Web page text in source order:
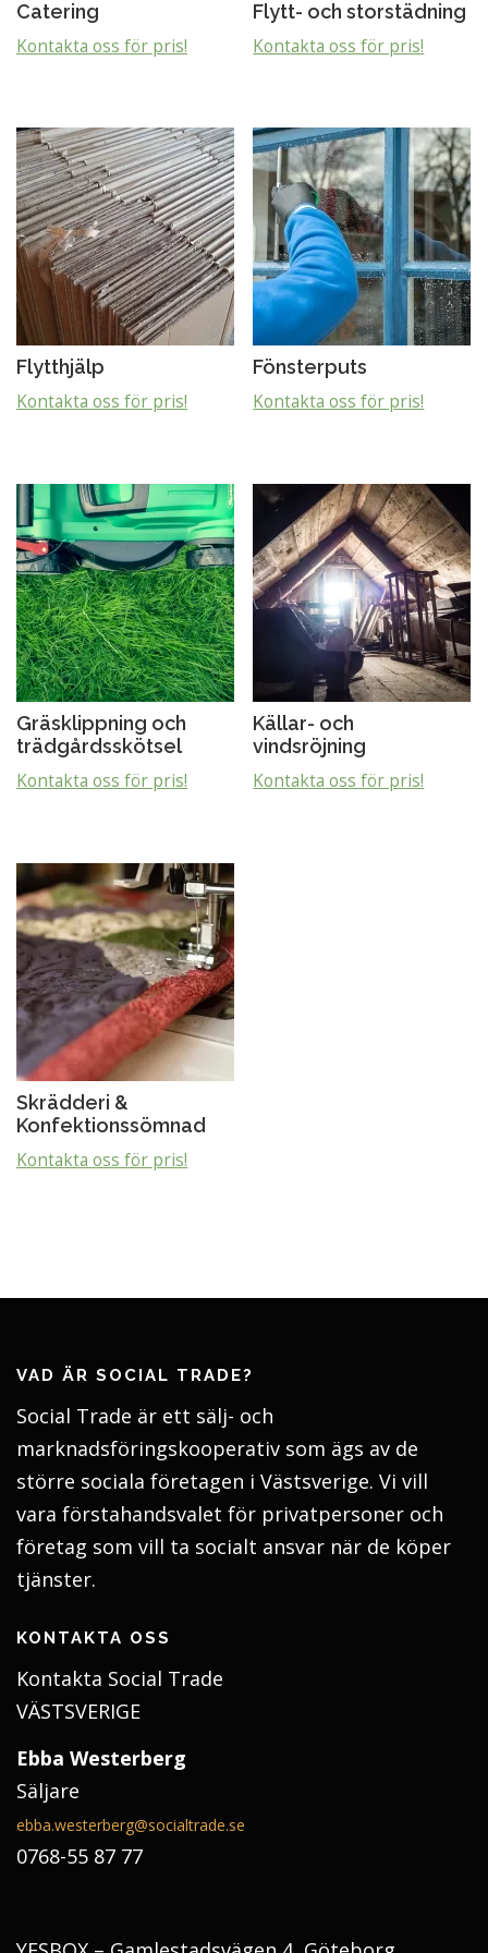
Catering
Kontakta oss för pris!
Flytt- och storstädning
Kontakta oss för pris!
Flytthjälp
Kontakta oss för pris!
Fönsterputs
Kontakta oss för pris!
Gräsklippning och
trädgårdsskötsel
Kontakta oss för pris!
Källar- och
vindsröjning
Kontakta oss för pris!
Skrädderi &
Konfektionssömnad
Kontakta oss för pris!
VAD ÄR SOCIAL TRADE?
Social Trade är ett sälj- och
marknadsföringskooperativ som ägs av de
större sociala företagen i Västsverige. Vi vill
vara förstahandsvalet för privatpersoner och
företag som vill ta socialt ansvar när de köper
tjänster.
KONTAKTA OSS
Kontakta Social Trade
VÄSTSVERIGE
Ebba Westerberg
Säljare
ebba.westerberg@socialtrade.se
0768-55 87 77